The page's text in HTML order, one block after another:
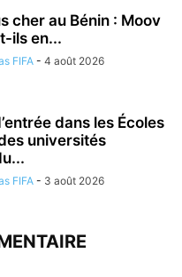
cher au Bénin : Moov
ils en...
FIFA - 4 août 2026
dans les Écoles
universités
FIFA - 3 août 2026